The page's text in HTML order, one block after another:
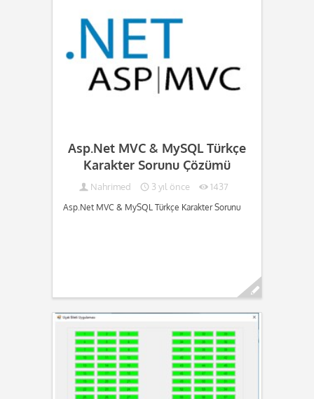
Asp.Net MVC & MySQL Türkçe
Karakter Sorunu Çözümü
Nahrimed 3 yıl önce 1437
Asp.Net MVC & MySQL Türkçe Karakter Sorunu